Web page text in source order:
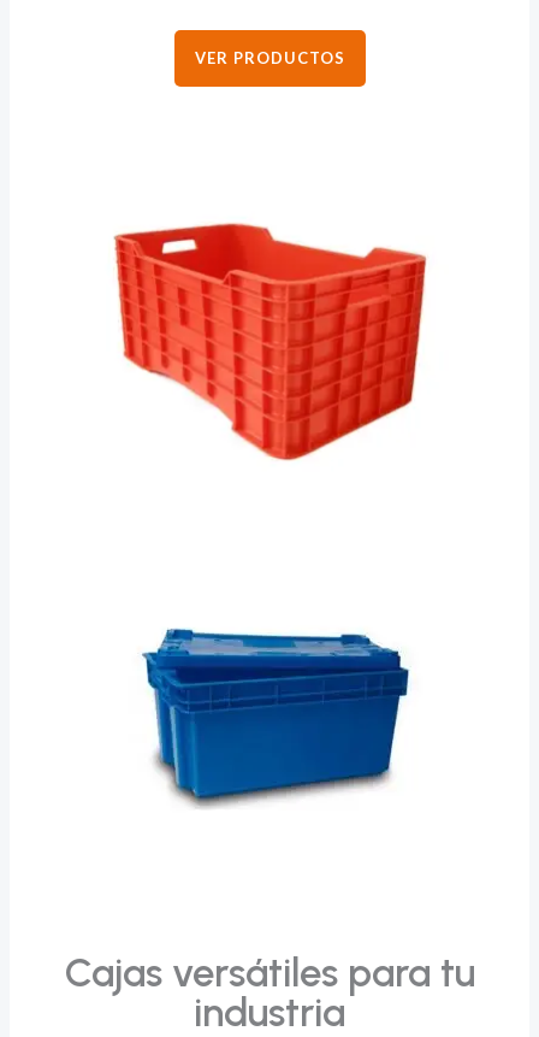
VER PRODUCTOS
Cajas versátiles para tu
industria